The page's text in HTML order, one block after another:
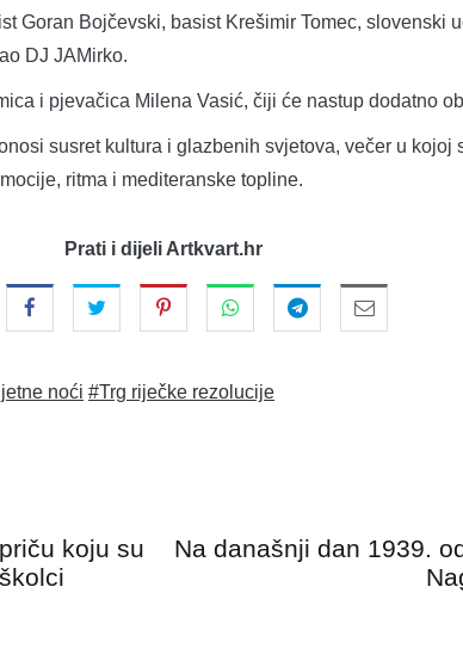
Goran Bojčevski, basist Krešimir Tomec, slovenski
DJ JAMirko.
i pjevačica Milena Vasić, čiji će nastup dodatno
susret kultura i glazbenih svjetova, večer u kojoj
ritma i mediteranske topline.
Prati i dijeli Artkvart.hr
noći #Trg riječke rezolucije
koju su
Na današnji dan 1939.